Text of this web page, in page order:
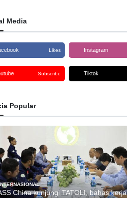
Media
Likes Instagram
Subscribe Tiktok
Popular
China kunjungi TATOLI, bahas kerja